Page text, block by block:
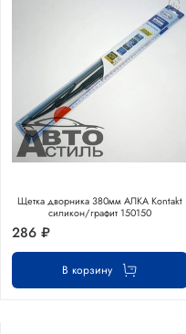
Щетка дворника 380мм АЛКА Kontakt
силикон/графит 150150
286 ₽
В корзину